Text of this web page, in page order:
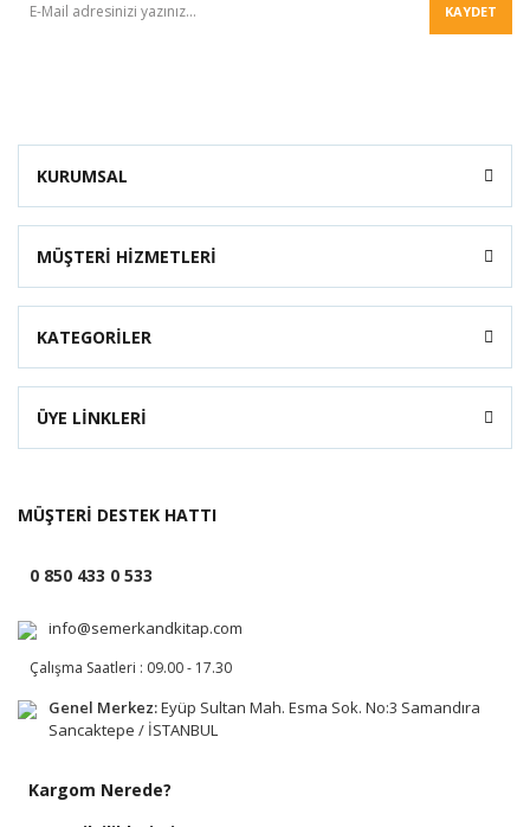
KAYDET
KURUMSAL
MÜŞTERİ HİZMETLERİ
KATEGORİLER
ÜYE LİNKLERİ
MÜŞTERİ DESTEK HATTI
0 850 433 0 533
info@semerkandkitap.com
Çalışma Saatleri : 09.00 - 17.30
Genel Merkez:Eyüp Sultan Mah. Esma Sok. No:3 Samandıra
Sancaktepe / İSTANBUL
Kargom Nerede?